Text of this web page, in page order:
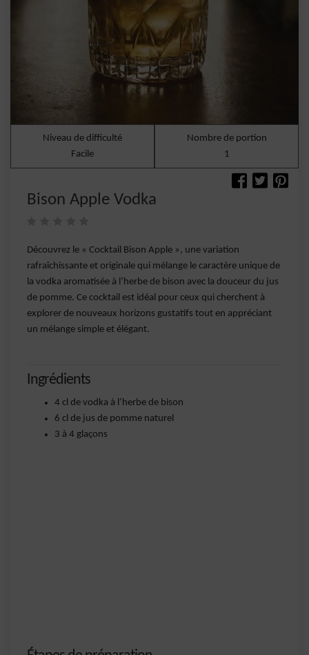
Niveau de difficulté
Facile
Nombre de portion
1
Bison Apple Vodka
Découvrez le « Cocktail Bison Apple », une variation
rafraîchissante et originale qui mélange le caractère unique de
la vodka aromatisée à l’herbe de bison avec la douceur du jus
de pomme. Ce cocktail est idéal pour ceux qui cherchent à
explorer de nouveaux horizons gustatifs tout en appréciant
un mélange simple et élégant.
Ingrédients
4 cl de vodka à l’herbe de bison
6 cl de jus de pomme naturel
3 à 4 glaçons